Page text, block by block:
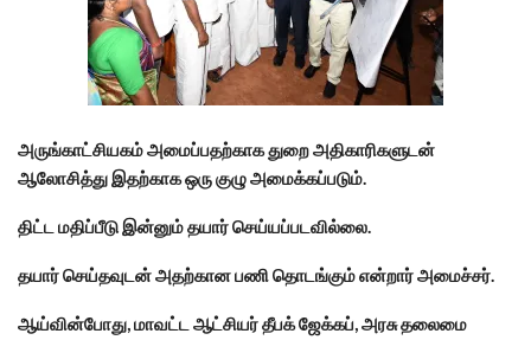
அருங்காட்சியகம் அமைப்பதற்காக துறை அதிகாரிகளுடன்
ஆலோசித்து இதற்காக ஒரு குழு அமைக்கப்படும்.
திட்ட மதிப்பீடு இன்னும் தயார் செய்யப்படவில்லை.
தயார் செய்தவுடன் அதற்கான பணி தொடங்கும் என்றார் அமைச்சர்.
ஆய்வின்போது, மாவட்ட ஆட்சியர் தீபக் ஜேக்கப், அரசு தலைமை